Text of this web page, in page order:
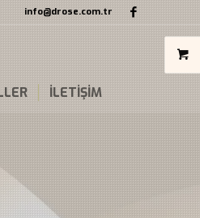
info@drose.com.tr
İLETİŞİM